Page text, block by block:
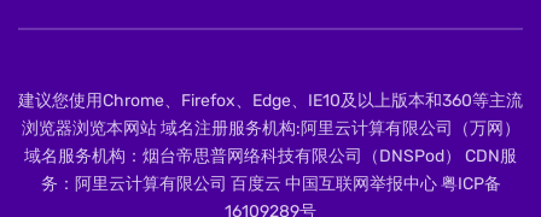
建议您使用Chrome、Firefox、Edge、IE10及以上版本和360等主流
浏览器浏览本网站 域名注册服务机构:阿里云计算有限公司（万网）
域名服务机构：烟台帝思普网络科技有限公司（DNSPod） CDN服
务：阿里云计算有限公司 百度云 中国互联网举报中心粤ICP备
16109289号